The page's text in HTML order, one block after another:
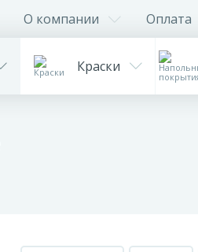
О компании Оплата
Краски